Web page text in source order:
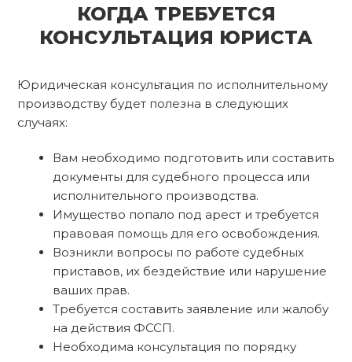
КОГДА ТРЕБУЕТСЯ
КОНСУЛЬТАЦИЯ ЮРИСТА
Юридическая консультация по исполнительному
производству будет полезна в следующих
случаях:
Вам необходимо подготовить или составить
документы для судебного процесса или
исполнительного производства.
Имущество попало под арест и требуется
правовая помощь для его освобождения.
Возникли вопросы по работе судебных
приставов, их бездействие или нарушение
ваших прав.
Требуется составить заявление или жалобу
на действия ФССП.
Необходима консультация по порядку